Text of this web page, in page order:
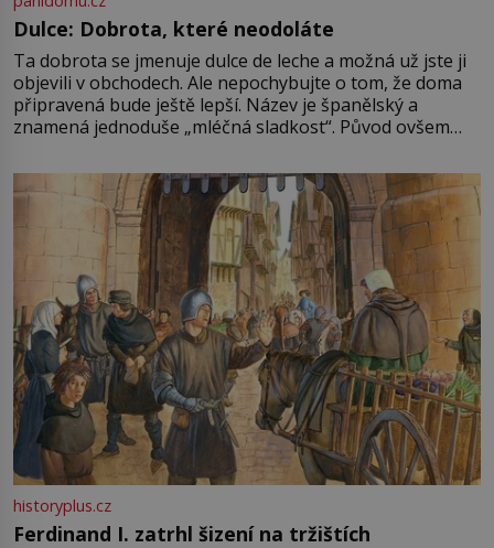
Dulce: Dobrota, které neodoláte
Ta dobrota se jmenuje dulce de leche a možná už jste ji
objevili v obchodech. Ale nepochybujte o tom, že doma
připravená bude ještě lepší. Název je španělský a
znamená jednoduše „mléčná sladkost“. Původ ovšem
pře hned několik latinskoamerických zemí a k tomu
Francie, kde se traduje,
historyplus.cz
Ferdinand I. zatrhl šizení na tržištích